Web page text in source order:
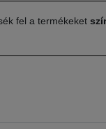
fel a termékeket